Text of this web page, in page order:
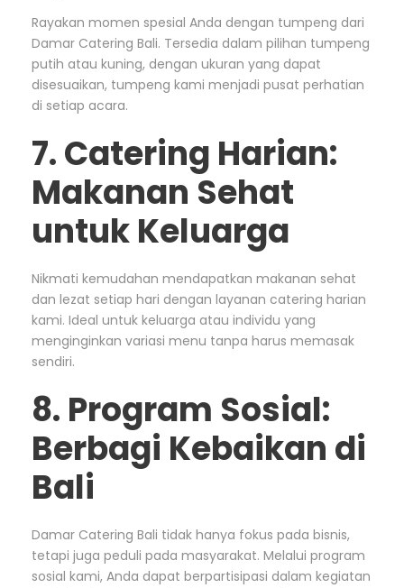
Rayakan momen spesial Anda dengan tumpeng dari
Damar Catering Bali. Tersedia dalam pilihan tumpeng
putih atau kuning, dengan ukuran yang dapat
disesuaikan, tumpeng kami menjadi pusat perhatian
di setiap acara.
7. Catering Harian:
Makanan Sehat
untuk Keluarga
Nikmati kemudahan mendapatkan makanan sehat
dan lezat setiap hari dengan layanan catering harian
kami. Ideal untuk keluarga atau individu yang
menginginkan variasi menu tanpa harus memasak
sendiri.
8. Program Sosial:
Berbagi Kebaikan di
Bali
Damar Catering Bali tidak hanya fokus pada bisnis,
tetapi juga peduli pada masyarakat. Melalui program
sosial kami, Anda dapat berpartisipasi dalam kegiatan